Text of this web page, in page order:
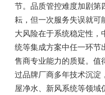
节。品质管控难度加剧第
耘，但一次服务失误就可
大风险在于系统稳定性
统等集成方案中任一环节
售商专业能力的质疑。值
过品牌厂商多年技术沉淀
屋净水、新风系统等领域